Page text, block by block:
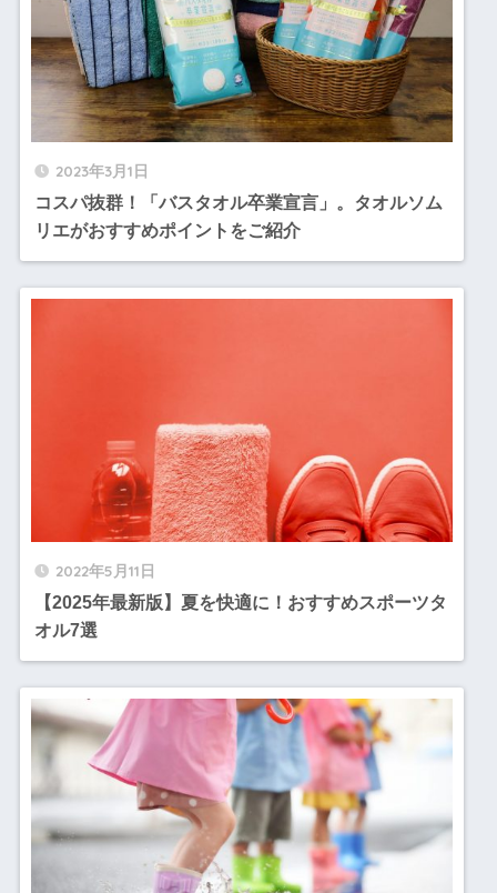
2023年3月1日
コスパ抜群！「バスタオル卒業宣言」。タオルソム
リエがおすすめポイントをご紹介
2022年5月11日
【2025年最新版】夏を快適に！おすすめスポーツタ
オル7選